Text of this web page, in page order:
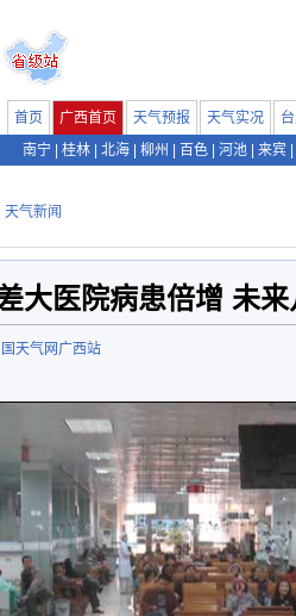
首页 广西首页 天气预报 天气实况
南宁
桂林 北海 柳州 百色 河池 来宾
天气新闻
大医院病患倍增 未
天气网广西站